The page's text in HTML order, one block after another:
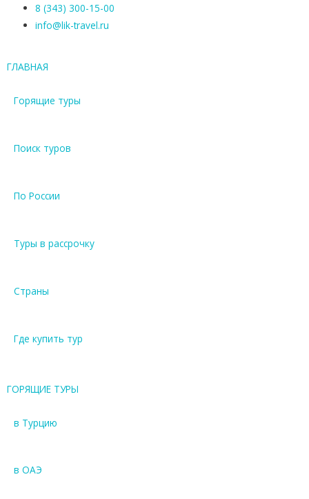
8 (343) 300-15-00
info@lik-travel.ru
ГЛАВНАЯ
Горящие туры
Поиск туров
По России
Туры в рассрочку
Страны
Где купить тур
ГОРЯЩИЕ ТУРЫ
в Турцию
в ОАЭ